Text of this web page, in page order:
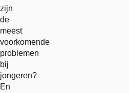
zijn
de
meest
voorkomende
problemen
bij
jongeren?
En